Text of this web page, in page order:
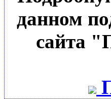
данном
сайта